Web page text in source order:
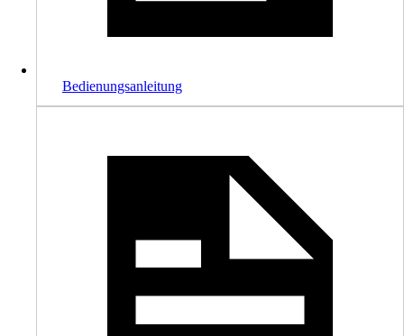
Bedienungsanleitung